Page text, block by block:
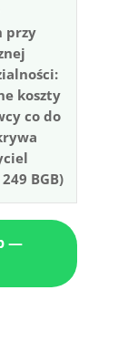
przy
koszty
co do
BGB)
—